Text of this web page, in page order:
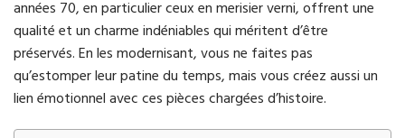
années 70, en particulier ceux en merisier verni, offrent une
qualité et un charme indéniables qui méritent d’être
préservés. En les modernisant, vous ne faites pas
qu’estomper leur patine du temps, mais vous créez aussi un
lien émotionnel avec ces pièces chargées d’histoire.